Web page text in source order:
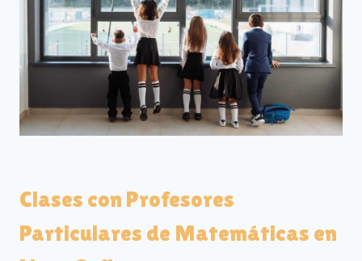
Clases con Profesores
Particulares de Matemáticas en